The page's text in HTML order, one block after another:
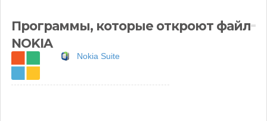
Программы, которые откроют файл
NOKIA
Nokia Suite